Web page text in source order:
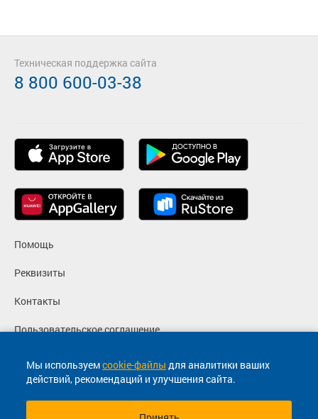
Мы используемcookie-файлы для аналитики ваших
действий, рекомендаций и улучшения сайта.
Помощь
Реквизиты
Контакты
Пользовательское соглашение
Политика конфиденциальности
Согласие на маркетинговые сообщения
Техническая поддержка сайта
8 800 600-03-38